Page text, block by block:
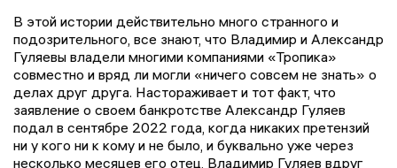
В этой истории действительно много странного и
подозрительного, все знают, что Владимир и Александр
Гуляевы владели многими компаниями «Тропика»
совместно и вряд ли могли «ничего совсем не знать» о
делах друг друга. Настораживает и тот факт, что
заявление о своем банкротстве Александр Гуляев
подал в сентябре 2022 года, когда никаких претензий
ни у кого ни к кому и не было, и буквально уже через
несколько месяцев его отец, Владимир Гуляев вдруг